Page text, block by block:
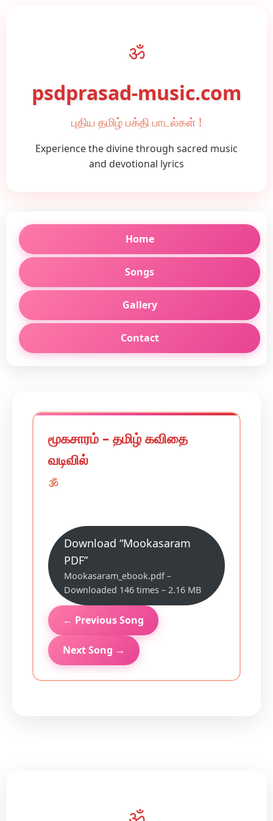
ॐ
psdprasad-music.com
புதிய தமிழ் பக்தி பாடல்கள் !
Experience the divine through sacred music
and devotional lyrics
Home
Songs
Gallery
Contact
மூகசாரம் – தமிழ் கவிதை
வடிவில்
🕉️
Download “Mookasaram
PDF”
Mookasaram_ebook.pdf –
Downloaded 146 times – 2.16 MB
← Previous Song
Next Song →